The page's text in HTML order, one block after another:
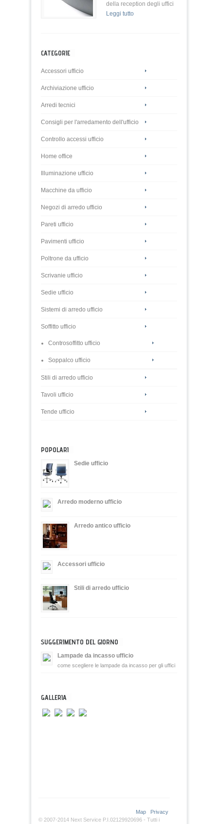
della reception degli uffici
Leggi tutto
CATEGORIE
Accessori ufficio
Archiviazione ufficio
Arredi tecnici
Consigli per l'arredamento dell'ufficio
Controllo accessi ufficio
Home office
Illuminazione ufficio
Macchine da ufficio
Negozi di arredo ufficio
Pareti ufficio
Pavimenti ufficio
Poltrone da ufficio
Scrivanie ufficio
Sedie ufficio
Sistemi di arredo ufficio
Soffitto ufficio
Controsoffitto ufficio
Soppalco ufficio
Stili di arredo ufficio
Tavoli ufficio
Tende ufficio
POPOLARI
Sedie ufficio
Arredo moderno ufficio
Arredo antico ufficio
Accessori ufficio
Stili di arredo ufficio
SUGGERIMENTO DEL GIORNO
Lampade da incasso ufficio
come scegliere le lampade da incasso per gli uffici
GALLERIA
Map
Privacy
© 2007-2014 Next Service P.I.02129920696 - Tutti i